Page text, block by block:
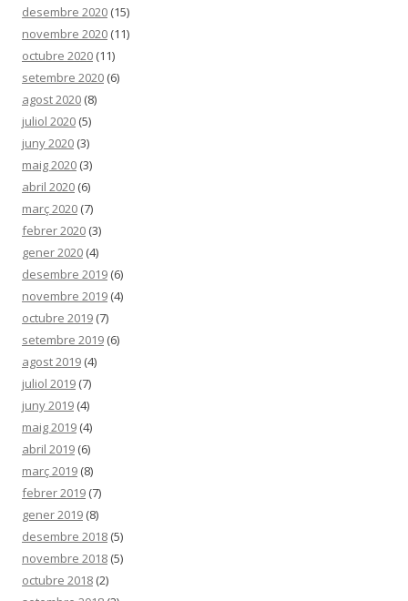
desembre 2020 (15)
novembre 2020 (11)
octubre 2020 (11)
setembre 2020 (6)
agost 2020 (8)
juliol 2020 (5)
juny 2020 (3)
maig 2020 (3)
abril 2020 (6)
març 2020 (7)
febrer 2020 (3)
gener 2020 (4)
desembre 2019 (6)
novembre 2019 (4)
octubre 2019 (7)
setembre 2019 (6)
agost 2019 (4)
juliol 2019 (7)
juny 2019 (4)
maig 2019 (4)
abril 2019 (6)
març 2019 (8)
febrer 2019 (7)
gener 2019 (8)
desembre 2018 (5)
novembre 2018 (5)
octubre 2018 (2)